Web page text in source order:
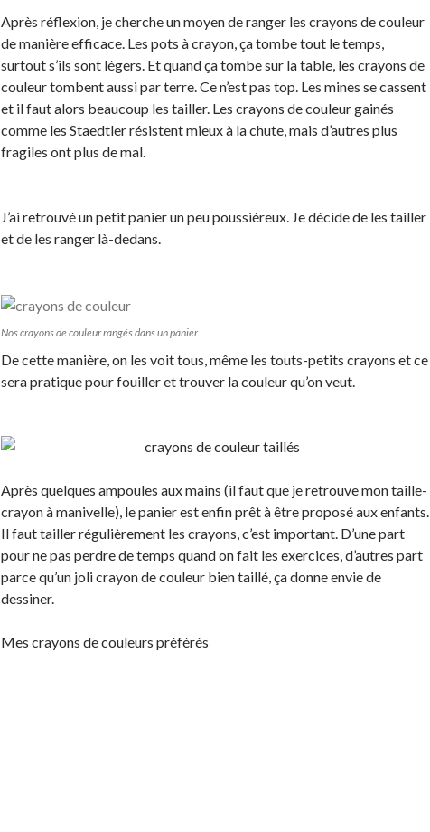
Après réflexion, je cherche un moyen de ranger les crayons de couleur
de manière efficace. Les pots à crayon, ça tombe tout le temps,
surtout s’ils sont légers. Et quand ça tombe sur la table, les crayons de
couleur tombent aussi par terre. Ce n’est pas top. Les mines se cassent
et il faut alors beaucoup les tailler. Les crayons de couleur gainés
comme les Staedtler résistent mieux à la chute, mais d’autres plus
fragiles ont plus de mal.
J’ai retrouvé un petit panier un peu poussiéreux. Je décide de les tailler
et de les ranger là-dedans.
Nos crayons de couleur rangés dans un panier
De cette manière, on les voit tous, même les touts-petits crayons et ce
sera pratique pour fouiller et trouver la couleur qu’on veut.
Après quelques ampoules aux mains (il faut que je retrouve mon taille-
crayon à manivelle), le panier est enfin prêt à être proposé aux enfants.
Il faut tailler régulièrement les crayons, c’est important. D’une part
pour ne pas perdre de temps quand on fait les exercices, d’autres part
parce qu’un joli crayon de couleur bien taillé, ça donne envie de
dessiner.
Mes crayons de couleurs préférés